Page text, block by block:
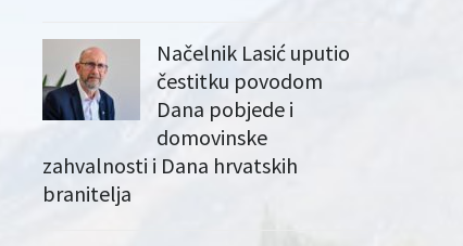
Načelnik Lasić uputio
čestitku povodom
Dana pobjede i
domovinske
zahvalnosti i Dana hrvatskih
branitelja